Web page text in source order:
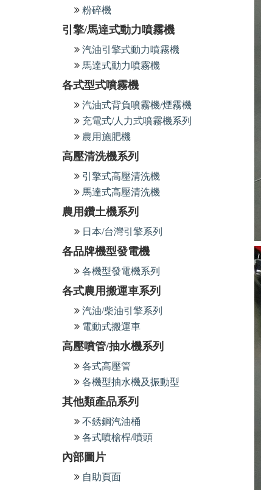
粉碎機
引擎/馬達式動力噴霧機
汽油引擎式動力噴霧機
馬達式動力噴霧機
各式型式噴霧機
汽油式背負噴霧機/煙霧機
充電式/人力式噴霧機系列
農用施肥機
高壓清洗機系列
引擎式高壓清洗機
馬達式高壓清洗機
農用鑽土機系列
日本/台灣引擎系列
各品牌機型發電機
各機型發電機系列
各式農用搬運車系列
汽油/柴油引擎系列
電動式搬運車
高壓噴管/抽水機系列
各式高壓管
各機型抽水機及振動型
其他類產品系列
不銹鋼汽油桶
各式噴槍桿/噴頭
內部圖片
自助頁面